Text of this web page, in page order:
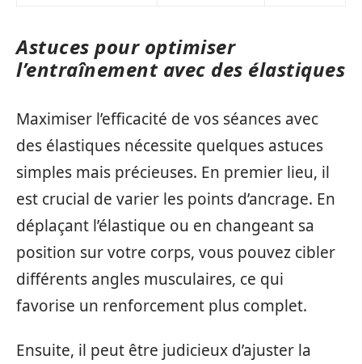
Astuces pour optimiser
l’entraînement avec des élastiques
Maximiser l’efficacité de vos séances avec
des élastiques nécessite quelques astuces
simples mais précieuses. En premier lieu, il
est crucial de varier les points d’ancrage. En
déplaçant l’élastique ou en changeant sa
position sur votre corps, vous pouvez cibler
différents angles musculaires, ce qui
favorise un renforcement plus complet.
Ensuite, il peut être judicieux d’ajuster la